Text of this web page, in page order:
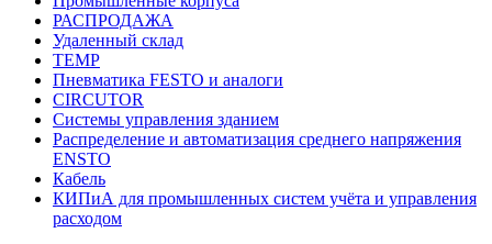
РАСПРОДАЖА
Удаленный склад
TEMP
Пневматика FESTO и аналоги
CIRCUTOR
Системы управления зданием
Распределение и автоматизация среднего напряжения
ENSTO
Кабель
КИПиА для промышленных систем учёта и управления
расходом